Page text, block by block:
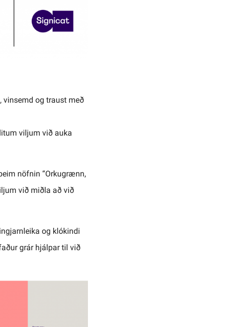
og traust með
viljum við auka
nöfnin “Orkugrænn,
við miðla að við
og klókindi
grár hjálpar til við